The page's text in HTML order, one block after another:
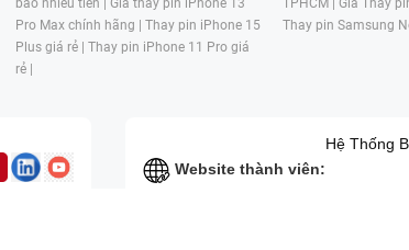
Pro Max chính hãng | Thay pin iPhone 15
Plus giá rẻ | Thay pin iPhone 11 Pro giá
rẻ |
Thay pin Samsung
Website thành viên:
Hệ Thống